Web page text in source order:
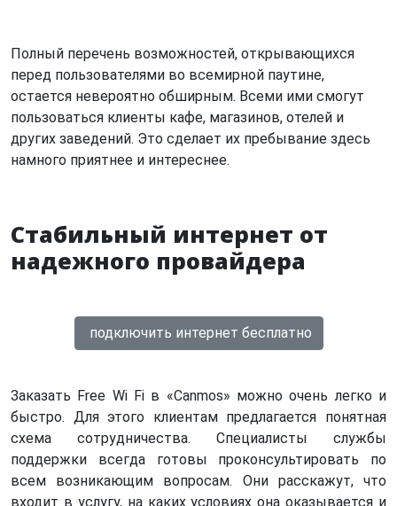
Полный перечень возможностей, открывающихся
перед пользователями во всемирной паутине,
остается невероятно обширным. Всеми ими смогут
пользоваться клиенты кафе, магазинов, отелей и
других заведений. Это сделает их пребывание здесь
намного приятнее и интереснее.
Стабильный интернет от
надежного провайдера
подключить интернет бесплатно
Заказать Free Wi Fi в «Canmos» можно очень легко и
быстро. Для этого клиентам предлагается понятная
схема сотрудничества. Специалисты службы
поддержки всегда готовы проконсультировать по
всем возникающим вопросам. Они расскажут, что
входит в услугу, на каких условиях она оказывается и